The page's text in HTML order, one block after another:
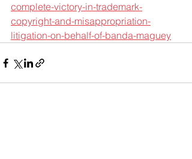
complete-victory-in-trademark-
copyright-and-misappropriation-
litigation-on-behalf-of-banda-maguey